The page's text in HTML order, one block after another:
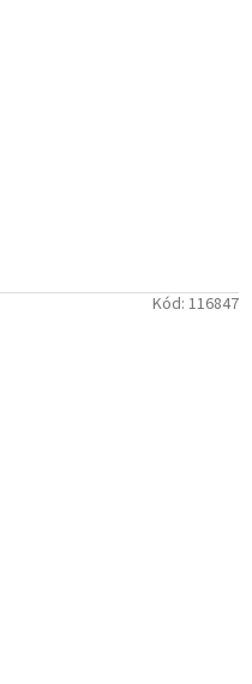
Kód: 116847